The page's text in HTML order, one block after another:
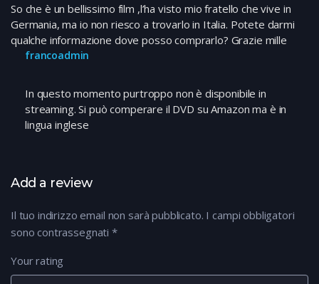
Add a review
Il tuo indirizzo email non sarà pubblicato. I campi obbligatori
sono contrassegnati *
Your rating
So che è un bellissimo film ,l’ha visto mio fratello che vive in
Germania, ma io non riesco a trovarlo in Italia. Potete darmi
qualche informazione dove posso comprarlo? Grazie mille
francoadmin
In questo momento purtroppo non è disponibile in
streaming. Si può comperare il DVD su Amazon ma è in
lingua inglese